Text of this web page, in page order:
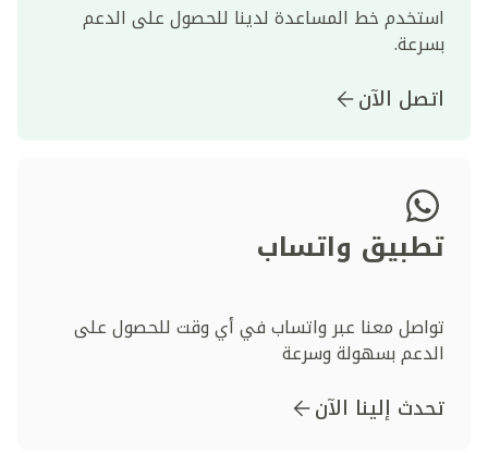
استخدم خط المساعدة لدينا للحصول على الدعم
بسرعة.
اتصل الآن
تطبيق واتساب
تواصل معنا عبر واتساب في أي وقت للحصول على
الدعم بسهولة وسرعة
تحدث إلينا الآن